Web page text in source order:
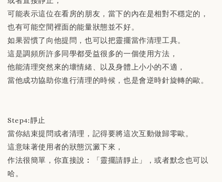
可能表示這位在看房的朋友，當下的內在是相對不穩定的，
也有可能空間裡面的能量狀態並不好。
如果習慣了向他提問，也可以把靈擺當作清理工具。
這是調頻所許多同學都受益很多的一個使用方法，
他能清理突然來的壞情緒、以及身體上小小的不適，
當他成功協助你進行清理的時候，也是會逆時針旋轉的歐。
Step4:靜止
當你結束提問或者清理，記得要將這次互動做歸零歐。
這意味著使用者的狀態沉澱下來，
作法很簡單，你直接說︰「靈擺請靜止」，或者默念也可以
哈。